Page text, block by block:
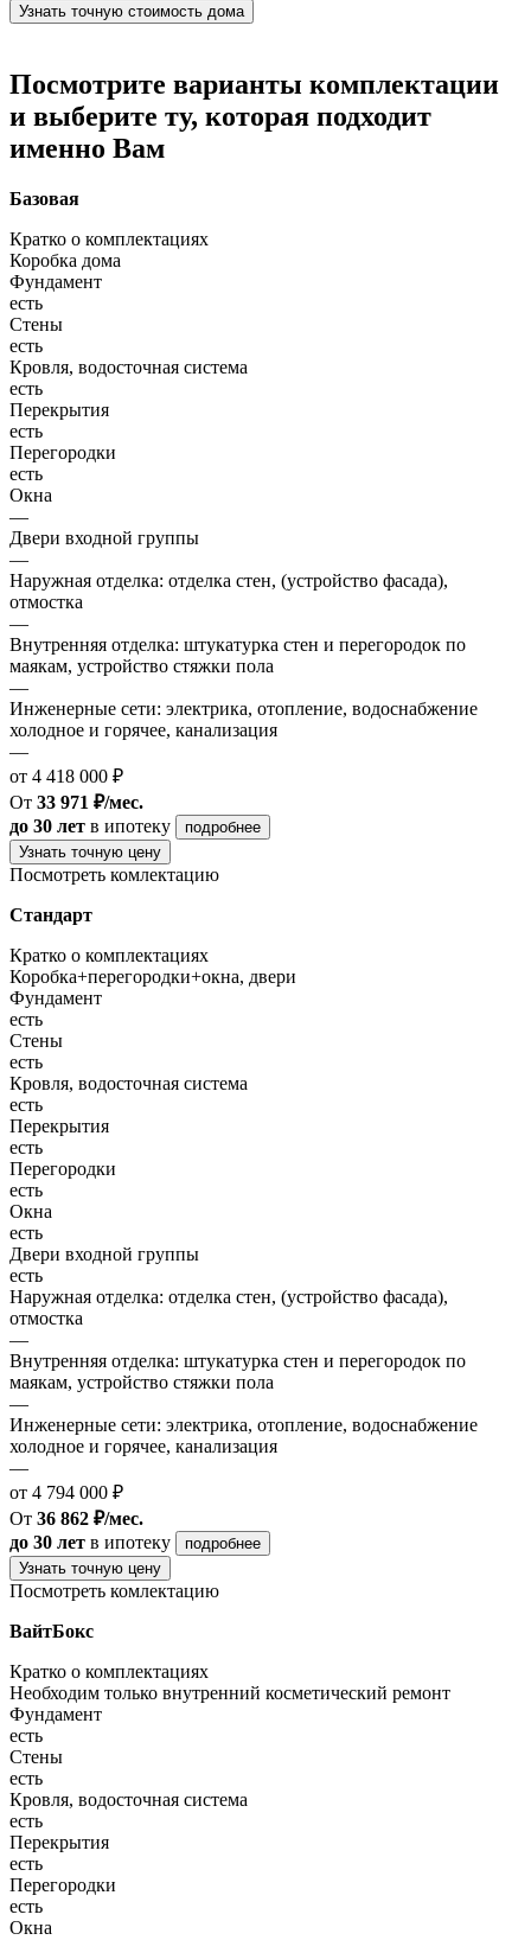
Узнать точную стоимость дома
Посмотрите варианты комплектации
и выберите ту, которая подходит
именно Вам
Базовая
Кратко о комплектациях
Коробка дома
Фундамент
есть
Стены
есть
Кровля, водосточная система
есть
Перекрытия
есть
Перегородки
есть
Окна
—
Двери входной группы
—
Наружная отделка: отделка стен, (устройство фасада),
отмостка
—
Внутренняя отделка: штукатурка стен и перегородок по
маякам, устройство стяжки пола
—
Инженерные сети: электрика, отопление, водоснабжение
холодное и горячее, канализация
—
от 4 418 000 ₽
От 33 971 ₽/мес.
до 30 лет в ипотеку
подробнее
Узнать точную цену
Посмотреть комлектацию
Стандарт
Кратко о комплектациях
Коробка+перегородки+окна, двери
Фундамент
есть
Стены
есть
Кровля, водосточная система
есть
Перекрытия
есть
Перегородки
есть
Окна
есть
Двери входной группы
есть
Наружная отделка: отделка стен, (устройство фасада),
отмостка
—
Внутренняя отделка: штукатурка стен и перегородок по
маякам, устройство стяжки пола
—
Инженерные сети: электрика, отопление, водоснабжение
холодное и горячее, канализация
—
от 4 794 000 ₽
От 36 862 ₽/мес.
до 30 лет в ипотеку
подробнее
Узнать точную цену
Посмотреть комлектацию
ВайтБокс
Кратко о комплектациях
Необходим только внутренний косметический ремонт
Фундамент
есть
Стены
есть
Кровля, водосточная система
есть
Перекрытия
есть
Перегородки
есть
Окна